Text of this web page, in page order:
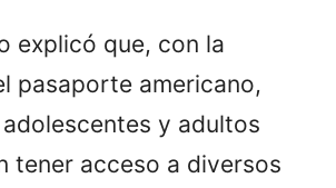
explicó que, con la
pasaporte americano,
y adultos
tener acceso a diversos